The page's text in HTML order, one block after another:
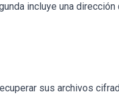
incluye una
sus archivos